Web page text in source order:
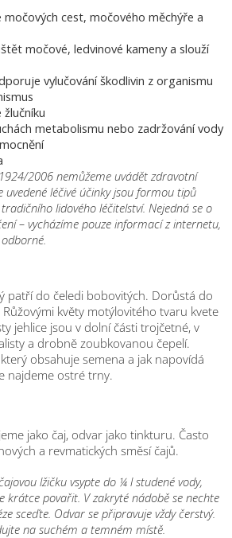
močových cest, močového měchýře a
močové, ledvinové kameny a slouží
vylučování škodlivin z organismu
metabolismu nebo zadržování vody
2006 nemůžeme uvádět zdravotní
uvedené léčivé účinky jsou formou tipů
lidového léčitelství. Nejedná se o
– vycházíme pouze informací z internetu,
patří do čeledi bobovitých. Dorůstá do
květy motýlovitého tvaru kvete
jehlice jsou v dolní části trojčetné, v
a drobně zoubkovanou čepelí.
obsahuje semena a jak napovídá
najdeme ostré trny.
jako čaj, odvar jako tinkturu. Často
a revmatických směsí čajů.
lžičku vsypte do ¼ l studené vody,
krátce povařit. V zakryté nádobě se nechte
sceďte. Odvar se připravuje vždy čerstvý.
na suchém a temném místě.